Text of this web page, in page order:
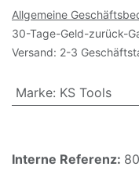
Allgemeine
30-Tage-Geld-zurück-
Versand: 2-3
Marke: KS Tools
Interne Referenz: